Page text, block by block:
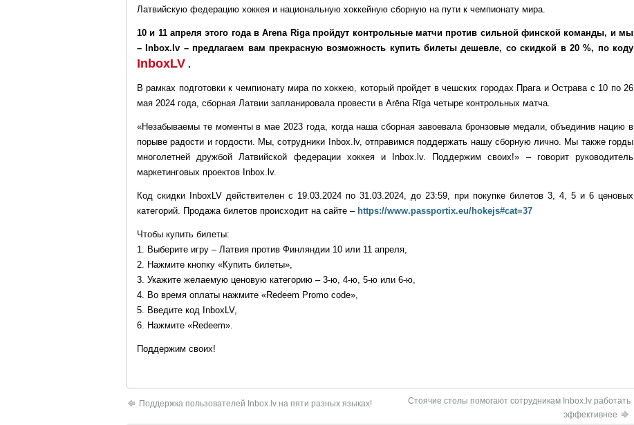
Латвийскую федерацию хоккея и национальную хоккейную сборную на пути к чемпионату мира.
10 и 11 апреля этого года в Arena Riga пройдут контрольные матчи против сильной финской команды, и мы
– Inbox.lv – предлагаем вам прекрасную возможность купить билеты дешевле, со скидкой в 20 %, по коду
InboxLV .
В рамках подготовки к чемпионату мира по хоккею, который пройдет в чешских городах Прага и Острава с 10 по 26
мая 2024 года, сборная Латвии запланировала провести в Arēna Rīga четыре контрольных матча.
«Незабываемы те моменты в мае 2023 года, когда наша сборная завоевала бронзовые медали, объединив нацию в
порыве радости и гордости. Мы, сотрудники Inbox.lv, отправимся поддержать нашу сборную лично. Мы также горды
многолетней дружбой Латвийской федерации хоккея и Inbox.lv. Поддержим своих!» – говорит руководитель
маркетинговых проектов Inbox.lv.
Код скидки InboxLV действителен с 19.03.2024 по 31.03.2024, до 23:59, при покупке билетов 3, 4, 5 и 6 ценовых
категорий. Продажа билетов происходит на сайте – https://www.passportix.eu/hokejs#cat=37
Чтобы купить билеты:
1. Выберите игру – Латвия против Финляндии 10 или 11 апреля,
2. Нажмите кнопку «Купить билеты»,
3. Укажите желаемую ценовую категорию – 3-ю, 4-ю, 5-ю или 6-ю,
4. Во время оплаты нажмите «Redeem Promo code»,
5. Введите кoд InboxLV,
6. Нажмите «Redeem».
Поддержим своих!
Поддержка пользователей Inbox.lv на пяти разных языках!
Стоячие столы помогают сотрудникам Inbox.lv работать
эффективнее